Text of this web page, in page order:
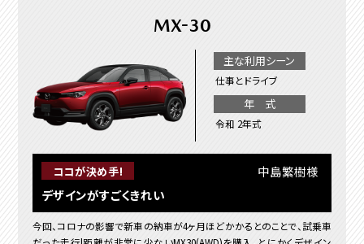
MX-30
主な利用シーン
仕事とドライブ
年 式
令和 2年式
ココが決め手!
デザインがすごくきれい
中島繁樹様
今回、コロナの影響で新車の納車が4ヶ月ほどかかるとのことで、試乗車